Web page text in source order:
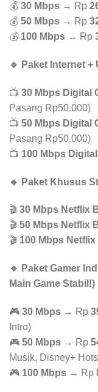
💰 30 Mbps → Rp
💰 50 Mbps → Rp
💰 100 Mbps → Rp
🔹 Paket Internet +
📺 30 Mbps Digital
Pasang Rp50.000)
📺 50 Mbps Digital
Pasang Rp50.000)
📺 100 Mbps
🔹 Paket Khusus
🎬 30 Mbps Netflix
🎬 50 Mbps Netflix
🎬 100 Mbps
🔹 Paket Gamer
Main Game Stabil!)
🎮 30 Mbps → Rp
Intro)
🎮 50 Mbps → Rp
Musik, Disney+
🎮 100 Mbps → Rp